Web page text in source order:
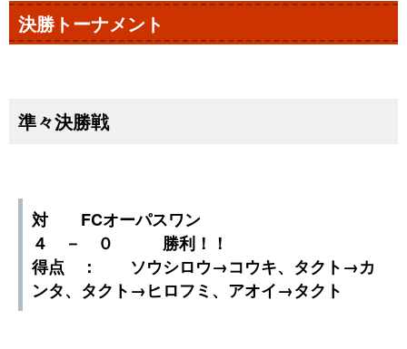
決勝トーナメント
準々決勝戦
対 FCオーパスワン
４ － ０ 勝利！！
得点 ： ソウシロウ→コウキ、タクト→カ
ンタ、タクト→ヒロフミ、アオイ→タクト